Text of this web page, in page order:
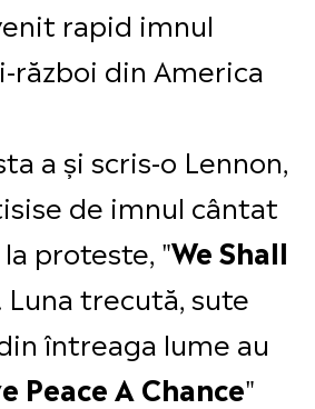
rapid imnul
război din America
a și scris-o Lennon,
de imnul cântat
proteste, "We Shall
Luna trecută, sute
întreaga lume au
Peace A Chance"